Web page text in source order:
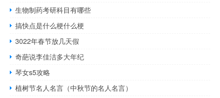
生物制药考研科目有哪些
搞快点是什么梗什么梗
3022年春节放几天假
奇葩说李佳洁多大年纪
琴女s5攻略
植树节名人名言（中秋节的名人名言）